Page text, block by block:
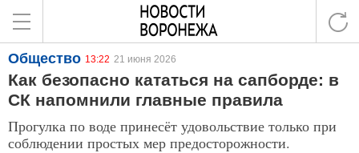
Общество 13:22 21 июня 2026
Как безопасно кататься на сапборде: в
СК напомнили главные правила
Прогулка по воде принесёт удовольствие только при
соблюдении простых мер предосторожности.